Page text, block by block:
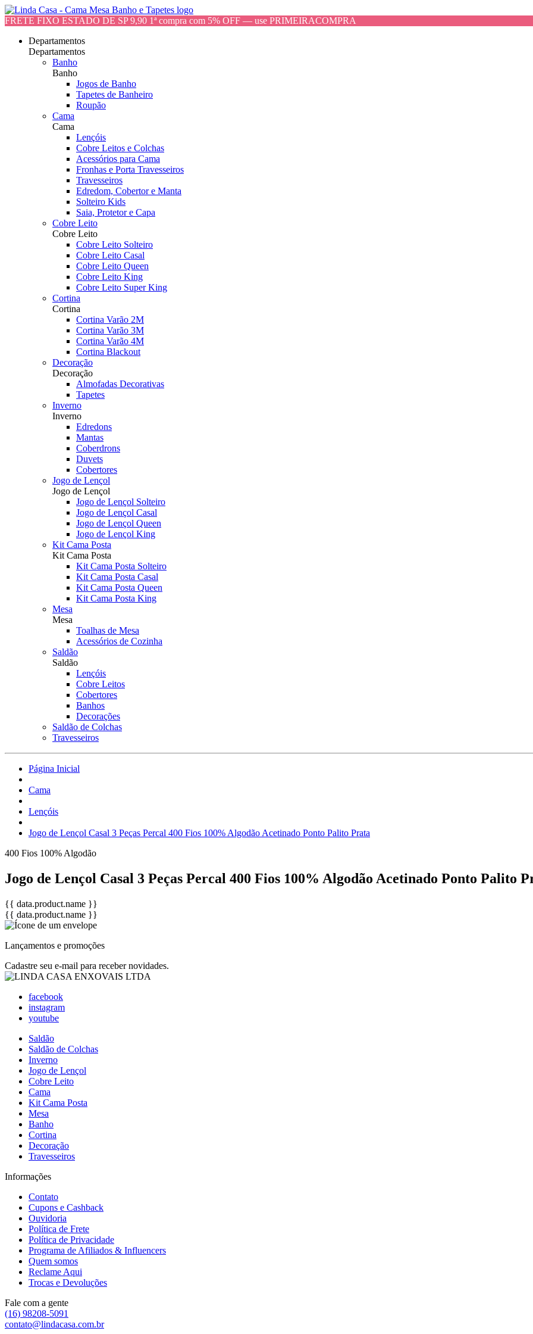
FRETE FIXO ESTADO DE SP 9,90 1ª compra com 5% OFF — use PRIMEIRACOMPRA
Departamentos
Departamentos
Banho
Banho
Jogos de Banho
Tapetes de Banheiro
Roupão
Cama
Cama
Lençóis
Cobre Leitos e Colchas
Acessórios para Cama
Fronhas e Porta Travesseiros
Travesseiros
Edredom, Cobertor e Manta
Solteiro Kids
Saia, Protetor e Capa
Cobre Leito
Cobre Leito
Cobre Leito Solteiro
Cobre Leito Casal
Cobre Leito Queen
Cobre Leito King
Cobre Leito Super King
Cortina
Cortina
Cortina Varão 2M
Cortina Varão 3M
Cortina Varão 4M
Cortina Blackout
Decoração
Decoração
Almofadas Decorativas
Tapetes
Inverno
Inverno
Edredons
Mantas
Coberdrons
Duvets
Cobertores
Jogo de Lençol
Jogo de Lençol
Jogo de Lençol Solteiro
Jogo de Lençol Casal
Jogo de Lençol Queen
Jogo de Lençol King
Kit Cama Posta
Kit Cama Posta
Kit Cama Posta Solteiro
Kit Cama Posta Casal
Kit Cama Posta Queen
Kit Cama Posta King
Mesa
Mesa
Toalhas de Mesa
Acessórios de Cozinha
Saldão
Saldão
Lençóis
Cobre Leitos
Cobertores
Banhos
Decorações
Saldão de Colchas
Travesseiros
Página Inicial
Cama
Lençóis
Jogo de Lençol Casal 3 Peças Percal 400 Fios 100% Algodão Acetinado Ponto Palito Prata
400 Fios 100% Algodão
Jogo de Lençol Casal 3 Peças Percal 400 Fios 100% Algodão Acetinado Ponto Palito
{{ data.product.name }}
{{ data.product.name }}
Lançamentos e promoções
Cadastre seu e-mail para receber novidades.
facebook
instagram
youtube
Saldão
Saldão de Colchas
Inverno
Jogo de Lençol
Cobre Leito
Cama
Kit Cama Posta
Mesa
Banho
Cortina
Decoração
Travesseiros
Informações
Contato
Cupons e Cashback
Ouvidoria
Política de Frete
Política de Privacidade
Programa de Afiliados & Influencers
Quem somos
Reclame Aqui
Trocas e Devoluções
Fale com a gente
(16) 98208-5091
contato@lindacasa.com.br